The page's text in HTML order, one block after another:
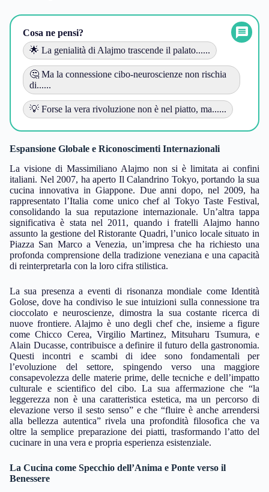
Cosa ne pensi?
🌟 La genialità di Alajmo trascende il palato......
🤔 Ma la connessione cibo-neuroscienze non rischia
di......
💡 Forse la vera rivoluzione non è nel piatto, ma......
Espansione Globale e Riconoscimenti Internazionali
La visione di Massimiliano Alajmo non si è limitata ai confini
italiani. Nel 2007, ha aperto Il Calandrino Tokyo, portando la sua
cucina innovativa in Giappone. Due anni dopo, nel 2009, ha
rappresentato l’Italia come unico chef al Tokyo Taste Festival,
consolidando la sua reputazione internazionale. Un’altra tappa
significativa è stata nel 2011, quando i fratelli Alajmo hanno
assunto la gestione del Ristorante Quadri, l’unico locale situato in
Piazza San Marco a Venezia, un’impresa che ha richiesto una
profonda comprensione della tradizione veneziana e una capacità
di reinterpretarla con la loro cifra stilistica.
La sua presenza a eventi di risonanza mondiale come Identità
Golose, dove ha condiviso le sue intuizioni sulla connessione tra
cioccolato e neuroscienze, dimostra la sua costante ricerca di
nuove frontiere. Alajmo è uno degli chef che, insieme a figure
come Chicco Cerea, Virgilio Martinez, Mitsuharu Tsumura, e
Alain Ducasse, contribuisce a definire il futuro della gastronomia.
Questi incontri e scambi di idee sono fondamentali per
l’evoluzione del settore, spingendo verso una maggiore
consapevolezza delle materie prime, delle tecniche e dell’impatto
culturale e scientifico del cibo. La sua affermazione che “la
leggerezza non è una caratteristica estetica, ma un percorso di
elevazione verso il sesto senso” e che “fluire è anche arrendersi
alla bellezza autentica” rivela una profondità filosofica che va
oltre la semplice preparazione dei piatti, trasformando l’atto del
cucinare in una vera e propria esperienza esistenziale.
La Cucina come Specchio dell’Anima e Ponte verso il
Benessere